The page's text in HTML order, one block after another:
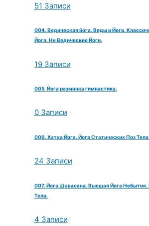
51 Записи
004. Ведическая йога. Веды и Йога.
Йога. Не Ведические Йоги.
19 Записи
005. Йога разминка гимнастика.
0 Записи
006. Хатха Йога. Йога Статических Поз
24 Записи
007. Йога Шавасана. Высшая Йога Небытия.
Тела.
4 Записи